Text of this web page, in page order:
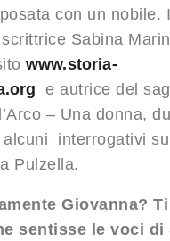
con un nobile.
Sabina
www.storia-
e autrice del
– Una donna,
alcuni interrogativi
Pulzella.
Giovanna?
sentisse le voci di